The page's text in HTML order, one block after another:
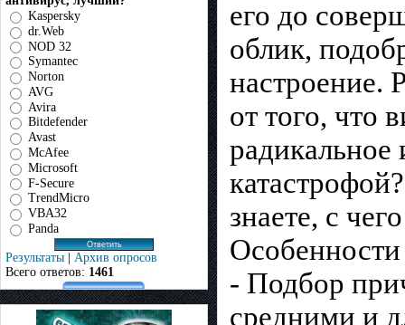
Kaspersky
dr.Web
NOD 32
Symantec
Norton
AVG
Avira
Bitdefender
Avast
McAfee
Microsoft
F-Secure
TrendMicro
VBA32
Panda
Результаты | Архив опросов
Всего ответов: 1461
его до
облик,
настроение.
от того, что
радикальное
знаете, с
- Подбор
средними и